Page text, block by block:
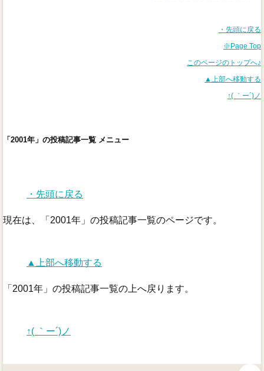
・先頭に戻る
※Page Top
このページのトップへ♪
▲上部へ移動する
↑( ｀ー´)ノ
「2001年」の投稿記事一覧 メニュー
・先頭に戻る
現在は、「2001年」の投稿記事一覧のページです。
▲上部へ移動する
「2001年」の投稿記事一覧の上へ戻ります。
↑( ｀ー´)ノ